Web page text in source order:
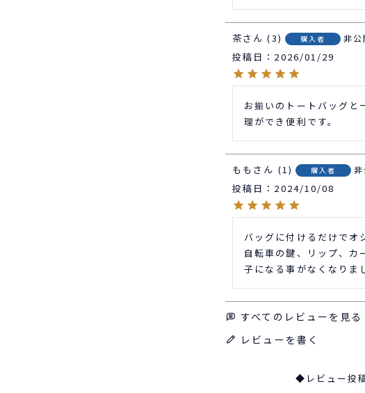
茶 3 購入者 非公
投稿日 2026/01/29
お揃いのトートバッグと
理ができ便利です。
もも 1 購入者
投稿日 2024/10/08
バッグに付けるだけでオ
自転車の鍵、リップ、カ
子になる事がなくなりま
すべてのレビューを見る
レビューを書く
◆レビュー投